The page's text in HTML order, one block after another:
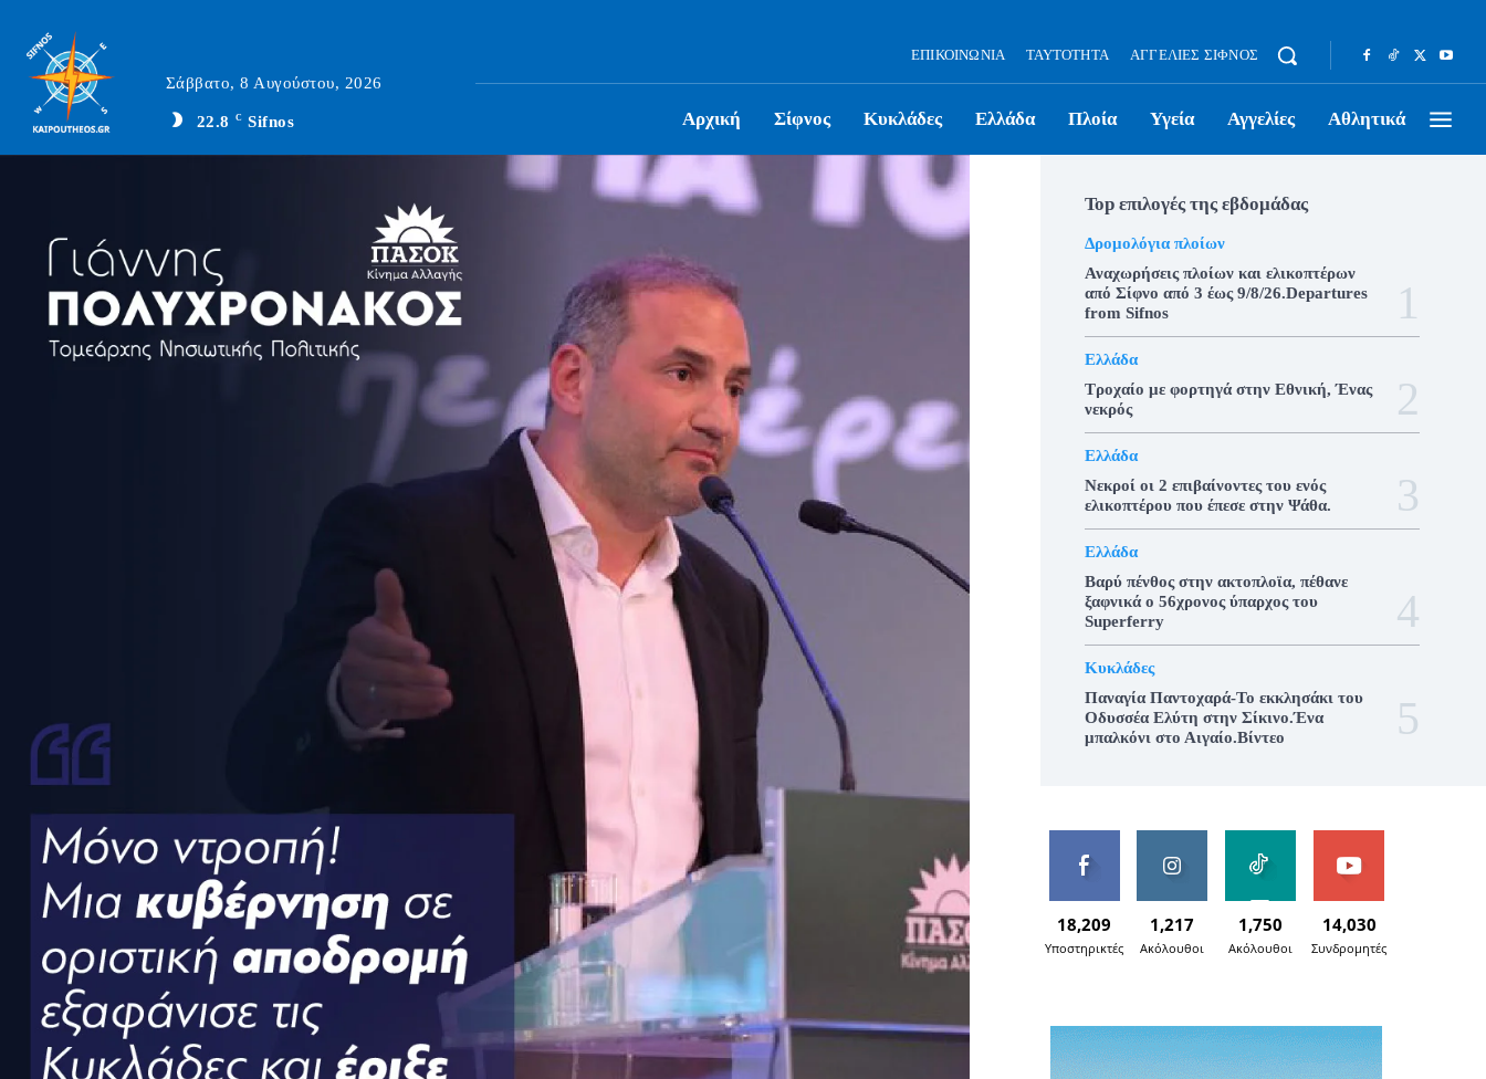
Σάββατο, 8 Αυγούστου, 2026
22.8 C Sifnos
ΕΠΙΚΟΙΝΩΝΊΑ ΤΑΥΤΌΤΗΤΑ ΑΓΓΕΛΊΕΣ ΣΊΦΝΟΣ
Αρχική Σίφνος Κυκλάδες Ελλάδα Πλοία Υγεία Αγγελίες Αθλητικά
Top επιλογές της εβδομάδας
Δρομολόγια πλοίων
Αναχωρήσεις πλοίων και ελικοπτέρων
από Σίφνο από 3 έως 9/8/26.Departures
from Sifnos
Ελλάδα
Τροχαίο με φορτηγά στην Εθνική, Ένας
νεκρός
Ελλάδα
Νεκροί οι 2 επιβαίνοντες του ενός
ελικοπτέρου που έπεσε στην Ψάθα.
Ελλάδα
Βαρύ πένθος στην ακτοπλοϊα, πέθανε
ξαφνικά ο 56χρονος ύπαρχος του
Superferry
Κυκλάδες
Παναγία Παντοχαρά-Το εκκλησάκι του
Οδυσσέα Ελύτη στην Σίκινο.Ένα
μπαλκόνι στο Αιγαίο.Βίντεο
18,209
Υποστηρικτές
1,217
Ακόλουθοι
1,750
Ακόλουθοι
14,030
Συνδρομητές